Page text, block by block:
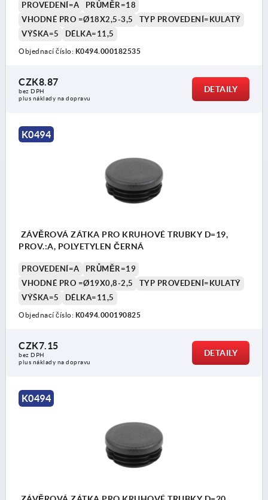
PROVEDENÍ=A
PRŮMĚR=18
VHODNÉ PRO =Ø18X2,5-3,5
TYP PROVEDENÍ=KULATÝ
VÝŠKA=5
DÉLKA=11,5
Objednací číslo: K0494.000182535
CZK8.87
bez DPH
plus náklady na dopravu
DETAILY
K0494
ZÁVĚROVÁ ZÁTKA PRO KRUHOVÉ TRUBKY D=19,
PROV.:A, POLYETYLEN ČERNÁ
PROVEDENÍ=A
PRŮMĚR=19
VHODNÉ PRO =Ø19X0,8-2,5
TYP PROVEDENÍ=KULATÝ
VÝŠKA=5
DÉLKA=11,5
Objednací číslo: K0494.000190825
CZK7.15
bez DPH
plus náklady na dopravu
DETAILY
K0494